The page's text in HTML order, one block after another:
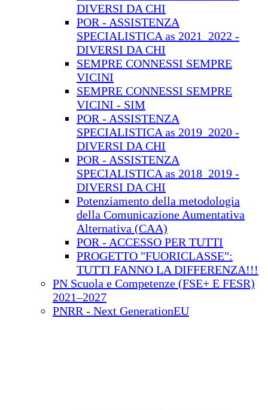
DIVERSI DA CHI
POR - ASSISTENZA
SPECIALISTICA as 2021_2022 -
DIVERSI DA CHI
SEMPRE CONNESSI SEMPRE
VICINI
SEMPRE CONNESSI SEMPRE
VICINI - SIM
POR - ASSISTENZA
SPECIALISTICA as 2019_2020 -
DIVERSI DA CHI
POR - ASSISTENZA
SPECIALISTICA as 2018_2019 -
DIVERSI DA CHI
Potenziamento della metodologia
della Comunicazione Aumentativa
Alternativa (CAA)
POR - ACCESSO PER TUTTI
PROGETTO "FUORICLASSE":
TUTTI FANNO LA DIFFERENZA!!!
PN Scuola e Competenze (FSE+ E FESR)
2021–2027
PNRR - Next GenerationEU